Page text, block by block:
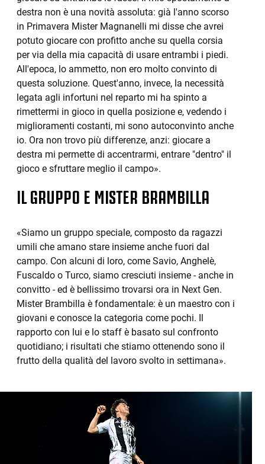
destra non è una novità assoluta: già l'anno scorso
in Primavera Mister Magnanelli mi disse che avrei
potuto giocare con profitto anche su quella corsia
per via della mia capacità di usare entrambi i piedi.
All'epoca, lo ammetto, non ero molto convinto di
questa soluzione. Quest'anno, invece, la necessità
legata agli infortuni nel reparto mi ha spinto a
rimettermi in gioco in quella posizione e, vedendo i
miglioramenti costanti, mi sono autoconvinto anche
io. Ora non trovo più differenze, anzi: giocare a
destra mi permette di accentrarmi, entrare "dentro" il
gioco e sfruttare meglio il campo».
IL GRUPPO E MISTER BRAMBILLA
«Siamo un gruppo speciale, composto da ragazzi
umili che amano stare insieme anche fuori dal
campo. Con alcuni di loro, come Savio, Anghelè,
Fuscaldo o Turco, siamo cresciuti insieme - anche in
convitto - ed è bellissimo trovarsi ora in Next Gen.
Mister Brambilla è fondamentale: è un maestro con i
giovani e conosce la categoria come pochi. Il
rapporto con lui e lo staff è basato sul confronto
quotidiano; i risultati che stiamo ottenendo sono il
frutto della qualità del lavoro svolto in settimana».